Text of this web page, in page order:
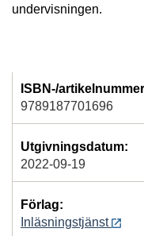
undervisningen.
ISBN-/
9789187701696
Utgivningsdatum:
2022-09-19
Förlag:
Inläsningstjänst